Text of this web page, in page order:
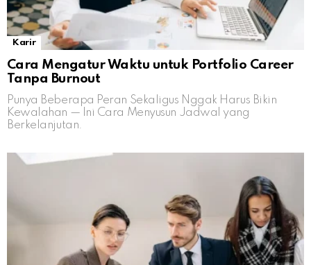
Karir
Cara Mengatur Waktu untuk Portfolio Career
Tanpa Burnout
Punya Beberapa Peran Sekaligus Nggak Harus Bikin
Kewalahan — Ini Cara Menyusun Jadwal yang
Berkelanjutan.